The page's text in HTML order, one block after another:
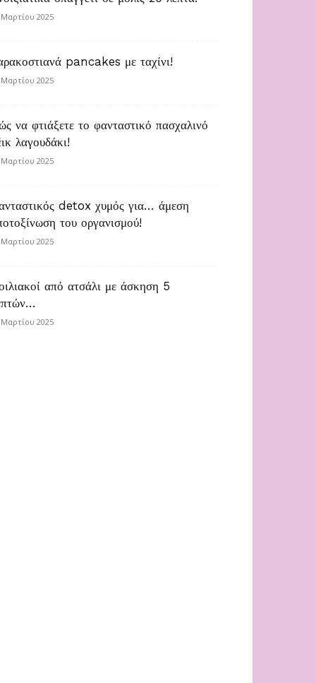
2025
pancakes με ταχίνι!
2025
να φτιάξετε το φανταστικό πασχαλινό
λαγουδάκι!
2025
detox χυμός για… άμεση
του οργανισμού!
2025
από ατσάλι με άσκηση 5
2025